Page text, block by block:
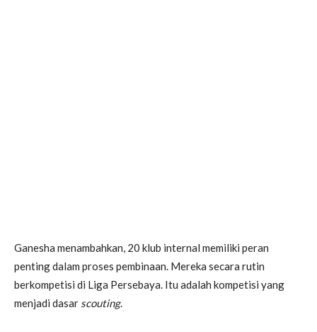
Ganesha menambahkan, 20 klub internal memiliki peran
penting dalam proses pembinaan. Mereka secara rutin
berkompetisi di Liga Persebaya. Itu adalah kompetisi yang
menjadi dasar scouting.